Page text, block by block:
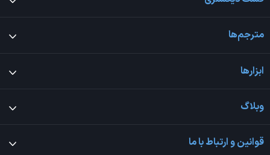
مترجم‌ها
ابزارها
وبلاگ
قوانین و ارتباط با ما